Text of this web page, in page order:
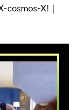
cosmos-X! |